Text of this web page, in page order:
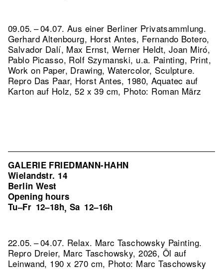
09.05. – 04.07. Aus einer Berliner Privatsammlung.
Gerhard Altenbourg, Horst Antes, Fernando Botero,
Salvador Dalí, Max Ernst, Werner Heldt, Joan Miró,
Pablo Picasso, Rolf Szymanski, u.a. Painting, Print,
Work on Paper, Drawing, Watercolor, Sculpture.
Repro Das Paar, Horst Antes, 1980, Aquatec auf
Karton auf Holz, 52 x 39 cm, Photo: Roman März
GALERIE FRIEDMANN-HAHN
Wielandstr. 14
Berlin West
Opening hours
Tu–Fr 12–18h, Sa 12–16h
22.05. – 04.07. Relax. Marc Taschowsky Painting.
Repro Dreier, Marc Taschowsky, 2026, Öl auf
Leinwand, 190 x 270 cm, Photo: Marc Taschowsky